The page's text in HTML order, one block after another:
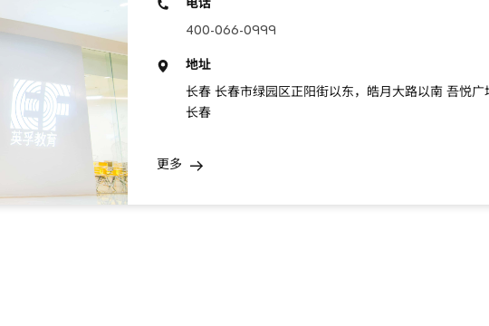
电话
400-066-0999
地址
长春 长春市绿园区正阳街以东，皓月大路以南 吾悦
长春
更多